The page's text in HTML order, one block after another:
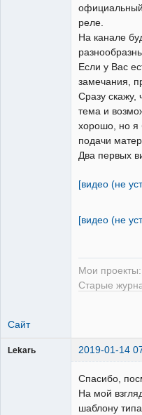
официальный
реле.
На канале
Если у Вас
замечания,
Сразу скажу,
тема и
хорошо, но я
подачи
Два первых
[видео (не
[видео (не
Мои проекты:
Старые
Сайт
Lekarь 2019-01-14
Спасибо,
На мой
шаблону